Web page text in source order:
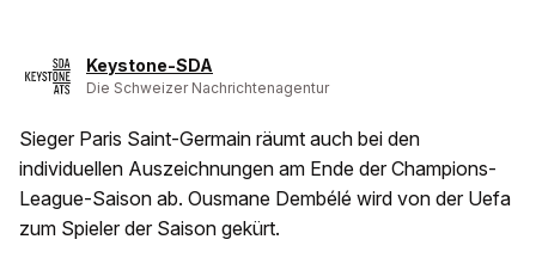
Keystone-SDA
Die Schweizer Nachrichtenagentur
Sieger Paris Saint-Germain räumt auch bei den
individuellen Auszeichnungen am Ende der Champions-
League-Saison ab. Ousmane Dembélé wird von der Uefa
zum Spieler der Saison gekürt.